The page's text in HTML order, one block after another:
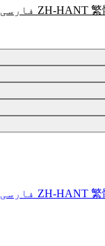
ZH-HANT 繁 فارسی
ZH-HANT 繁 فارسی